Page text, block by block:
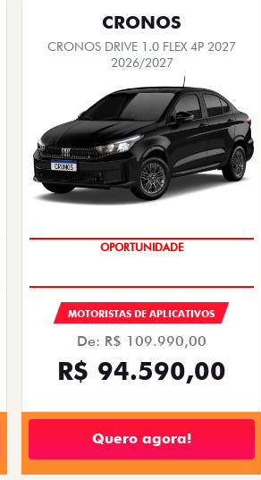
CRONOS
CRONOS DRIVE 1.0 FLEX 4P 2027
2026/2027
OPORTUNIDADE
MOTORISTAS DE APLICATIVOS
De: R$ 109.990,00
R$ 94.590,00
Quero agora!